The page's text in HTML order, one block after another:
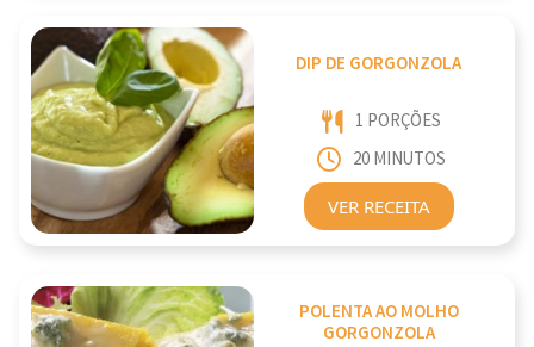
DIP DE GORGONZOLA
1 PORÇÕES
20 MINUTOS
VER RECEITA
POLENTA AO MOLHO
GORGONZOLA